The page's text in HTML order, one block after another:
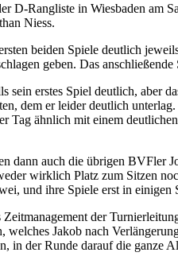
D-Rangliste in Wiesbaden am
Niess.
beiden Spiele deutlich
geben. Das
sein erstes Spiel deutlich, aber
dem er leider deutlich
Tag ähnlich mit einem
dann auch die übrigen BVFler
wirklich Platz zum Sitzen
und ihre Spiele erst in einigen
der
welches Jakob nach
in der Runde darauf die ganze